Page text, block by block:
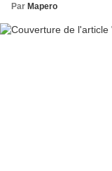
Par Mapero